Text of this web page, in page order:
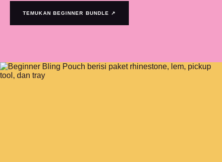
TEMUKAN BEGINNER BUNDLE ↗